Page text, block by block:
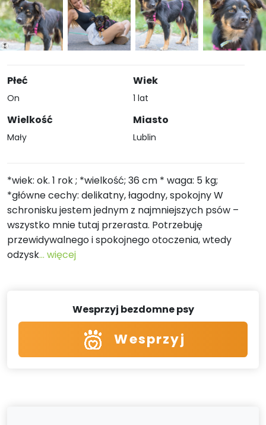
Płeć
On
Wielkość
Mały
Wiek
1 lat
Miasto
Lublin
*wiek: ok. 1 rok ; *wielkość; 36 cm * waga: 5 kg;
*główne cechy: delikatny, łagodny, spokojny W
schronisku jestem jednym z najmniejszych psów –
wszystko mnie tutaj przerasta. Potrzebuję
przewidywalnego i spokojnego otoczenia, wtedy
odzysk... więcej
Wesprzyj bezdomne psy
Wesprzyj